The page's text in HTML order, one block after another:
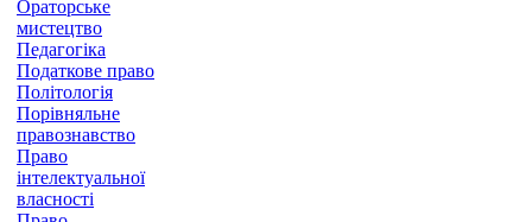
Ораторське
мистецтво
Педагогіка
Податкове право
Політологія
Порівняльне
правознавство
Право
інтелектуальної
власності